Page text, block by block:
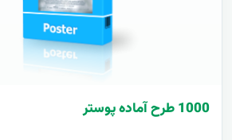
1000 طرح آماده پوستر